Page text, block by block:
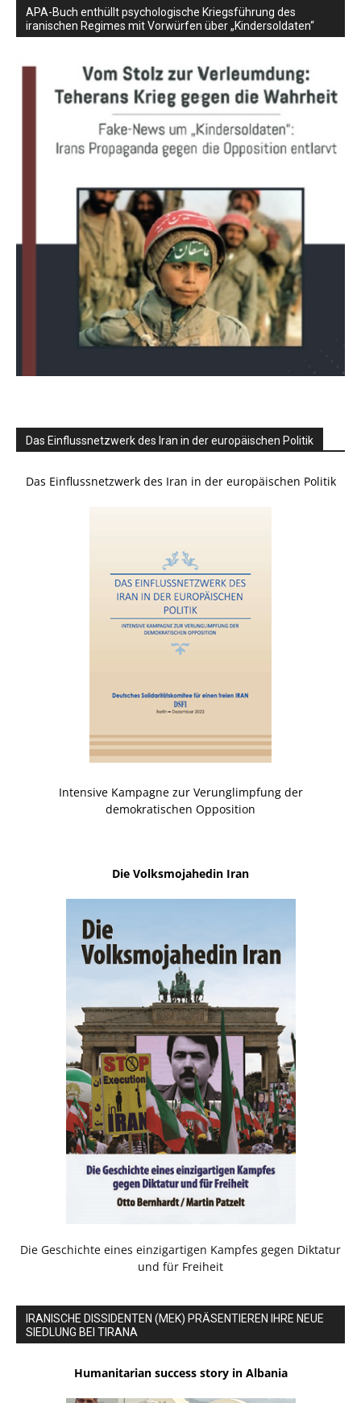
APA-Buch enthüllt psychologische Kriegsführung des
iranischen Regimes mit Vorwürfen über „Kindersoldaten“
Das Einflussnetzwerk des Iran in der europäischen Politik
Das Einflussnetzwerk des Iran in der europäischen Politik
Intensive Kampagne zur Verunglimpfung der
demokratischen Opposition
Die Volksmojahedin Iran
Die Geschichte eines einzigartigen Kampfes gegen Diktatur
und für Freiheit
IRANISCHE DISSIDENTEN (MEK) PRÄSENTIEREN IHRE NEUE
SIEDLUNG BEI TIRANA
Humanitarian success story in Albania